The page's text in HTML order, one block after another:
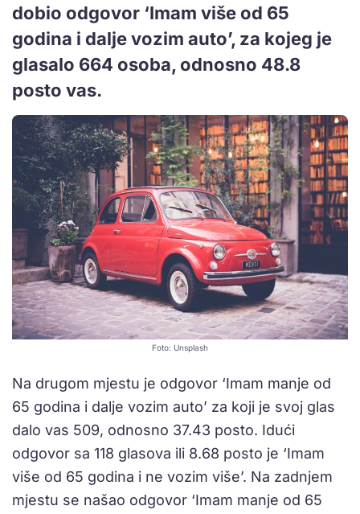
dobio odgovor ‘Imam više od 65
godina i dalje vozim auto’, za kojeg je
glasalo 664 osoba, odnosno 48.8
posto vas.
Foto: Unsplash
Na drugom mjestu je odgovor ‘Imam manje od
65 godina i dalje vozim auto’ za koji je svoj glas
dalo vas 509, odnosno 37.43 posto. Idući
odgovor sa 118 glasova ili 8.68 posto je ‘Imam
više od 65 godina i ne vozim više’. Na zadnjem
mjestu se našao odgovor ‘Imam manje od 65